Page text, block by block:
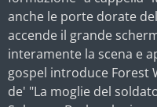
anche le porte dorate
accende il grande
interamente la scena e
gospel introduce Forest
de' "La moglie del